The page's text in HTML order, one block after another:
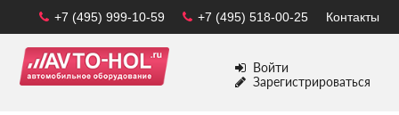
Контакты
+7 (495) 518-00-25
+7 (495) 999-10-59
Войти
Зарегистрироваться